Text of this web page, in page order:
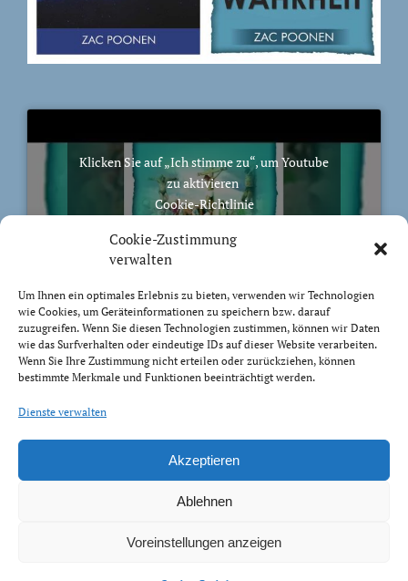
Cookie-Zustimmung
verwalten
Um Ihnen ein optimales Erlebnis zu bieten, verwenden wir Technologien
wie Cookies, um Geräteinformationen zu speichern bzw. darauf
zuzugreifen. Wenn Sie diesen Technologien zustimmen, können wir Daten
wie das Surfverhalten oder eindeutige IDs auf dieser Website verarbeiten.
Wenn Sie Ihre Zustimmung nicht erteilen oder zurückziehen, können
bestimmte Merkmale und Funktionen beeinträchtigt werden.
Dienste verwalten
Akzeptieren
Ablehnen
Voreinstellungen anzeigen
Klicken Sie auf „Ich stimme zu“, um Youtube
zu aktivieren
Cookie-Richtlinie
Ich stimme zu
BIBELVERS DES TAGES
euch tragen, bis ihr grau werdet. Ich habe es getan; ich
will heben und tragen und erretten.